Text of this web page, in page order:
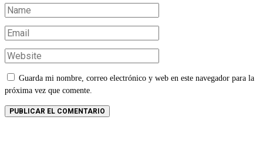
Guarda mi nombre, correo electrónico y web en este navegador para la
próxima vez que comente.